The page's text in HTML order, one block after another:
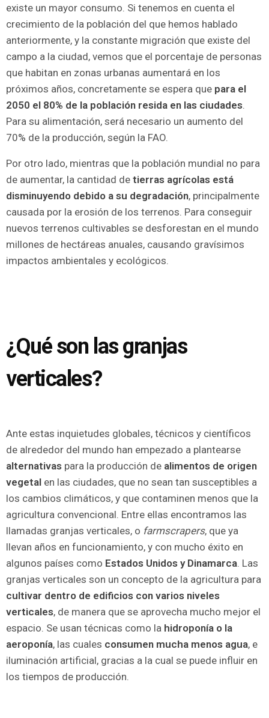
existe un mayor consumo. Si tenemos en cuenta el
crecimiento de la población del que hemos hablado
anteriormente, y la constante migración que existe del
campo a la ciudad, vemos que el porcentaje de personas
que habitan en zonas urbanas aumentará en los
próximos años, concretamente se espera que para el
2050 el 80% de la población resida en las ciudades.
Para su alimentación, será necesario un aumento del
70% de la producción, según la FAO.
Por otro lado, mientras que la población mundial no para
de aumentar, la cantidad de tierras agrícolas está
disminuyendo debido a su degradación, principalmente
causada por la erosión de los terrenos. Para conseguir
nuevos terrenos cultivables se desforestan en el mundo
millones de hectáreas anuales, causando gravísimos
impactos ambientales y ecológicos.
¿Qué son las granjas
verticales?
Ante estas inquietudes globales, técnicos y científicos
de alrededor del mundo han empezado a plantearse
alternativas para la producción de alimentos de origen
vegetal en las ciudades, que no sean tan susceptibles a
los cambios climáticos, y que contaminen menos que la
agricultura convencional. Entre ellas encontramos las
llamadas granjas verticales, o farmscrapers, que ya
llevan años en funcionamiento, y con mucho éxito en
algunos países como Estados Unidos y Dinamarca. Las
granjas verticales son un concepto de la agricultura para
cultivar dentro de edificios con varios niveles
verticales, de manera que se aprovecha mucho mejor el
espacio. Se usan técnicas como la hidroponía o la
aeroponía, las cuales consumen mucha menos agua, e
iluminación artificial, gracias a la cual se puede influir en
los tiempos de producción.